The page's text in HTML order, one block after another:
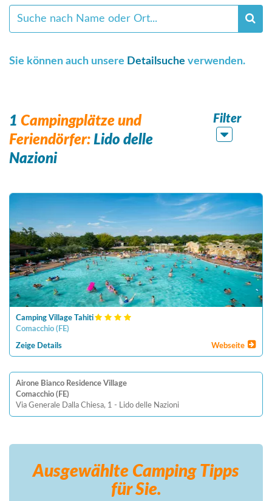
Sie können auch unsere Detailsuche verwenden.
1 Campingplätze und
Feriendörfer: Lido delle
Nazioni
Filter
Camping Village Tahiti
Comacchio ( FE)
Zeige Details Webseite
Airone Bianco Residence Village
Comacchio (FE)
Via Generale Dalla Chiesa, 1 - Lido delle Nazioni
Ausgewählte Camping Tipps
für Sie.